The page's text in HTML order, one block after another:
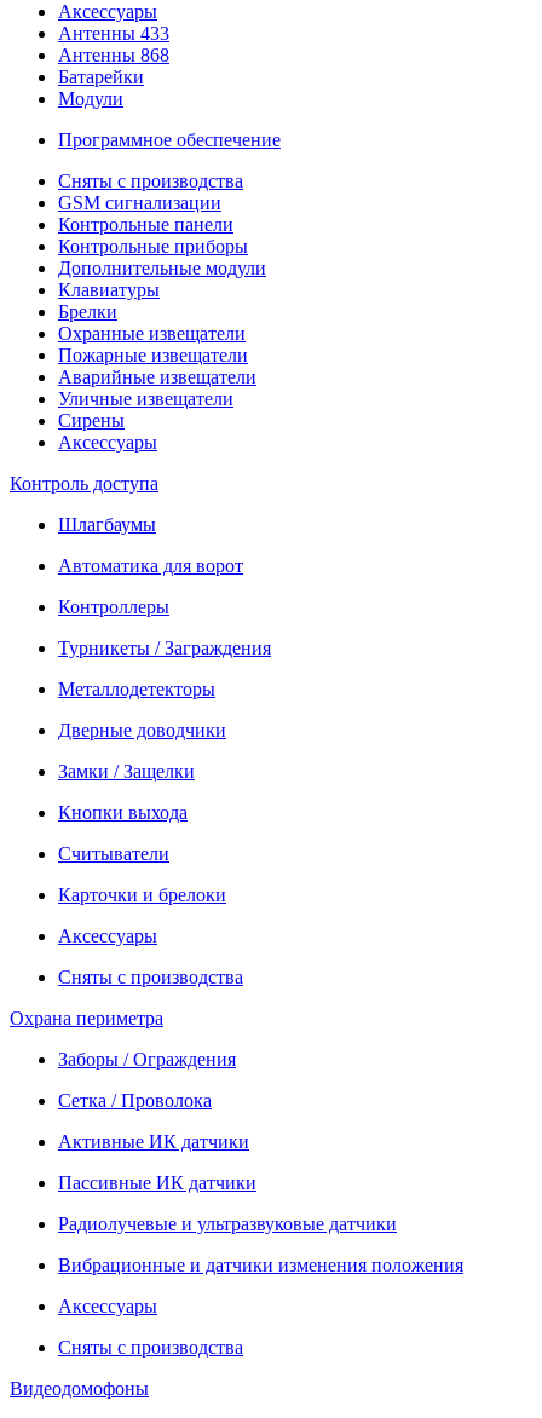
Аксессуары
Антенны 433
Антенны 868
Батарейки
Модули
Программное обеспечение
Сняты с производства
GSM сигнализации
Контрольные панели
Контрольные приборы
Дополнительные модули
Клавиатуры
Брелки
Охранные извещатели
Пожарные извещатели
Аварийные извещатели
Уличные извещатели
Сирены
Аксессуары
Контроль доступа
Шлагбаумы
Автоматика для ворот
Контроллеры
Турникеты / Заграждения
Металлодетекторы
Дверные доводчики
Замки / Защелки
Кнопки выхода
Считыватели
Карточки и брелоки
Аксессуары
Сняты с производства
Охрана периметра
Заборы / Ограждения
Сетка / Проволока
Активные ИК датчики
Пассивные ИК датчики
Радиолучевые и ультразвуковые датчики
Вибрационные и датчики изменения положения
Аксессуары
Сняты с производства
Видеодомофоны